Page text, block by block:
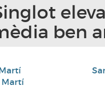
ben
Martí